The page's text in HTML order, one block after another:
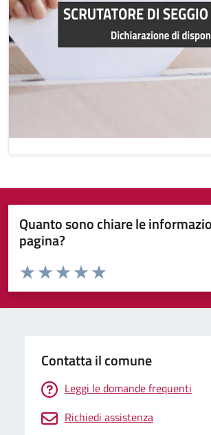
Quanto sono chiare le
pagina?
Valuta da 1 a 5 stelle la pagina
Valuta 5 stelle su 5
Valuta 4 stelle su 5
Valuta 3 stelle su 5
Valuta 2 stelle su 5
Valuta 1 stelle su 5
Contatta il comune
Leggi le domande frequenti
Richiedi assistenza